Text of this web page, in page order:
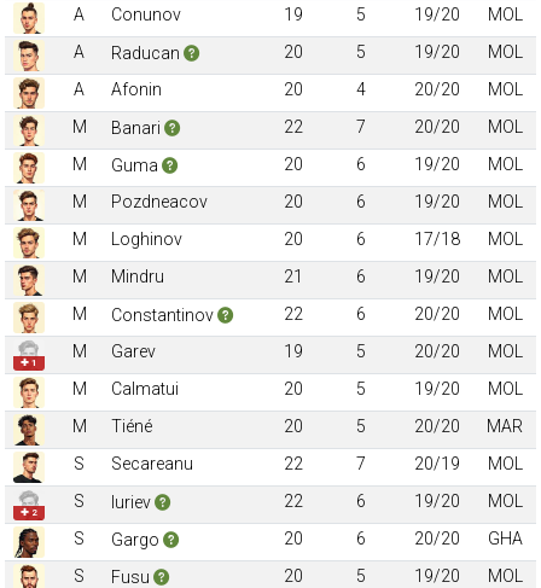
A
Conunov 19 5 19/20
MOL
A
Raducan 20 5 19/20
MOL
A
Afonin 20 4 20/20
MOL
M
Banari 22 7 20/20
MOL
M
Guma 20 6 19/20
MOL
M
Pozdneacov 20 6 19/20
MOL
M
Loghinov 20 6 17/18
MOL
M
Mindru 21 6 19/20
MOL
M
Constantinov 22 6 20/20 MOL
✚ 1
M Garev 19 5 20/20
MOL
M
Calmatui 20 5 19/20
MOL
M
Tiéné 20 5 20/20
MAR
S
Secareanu 22 7 20/19 MOL
✚ 2
S Iuriev 22 6 19/20
MOL
S
Gargo 20 6 20/20
GHA
S
Fusu 20 5 19/20
MOL